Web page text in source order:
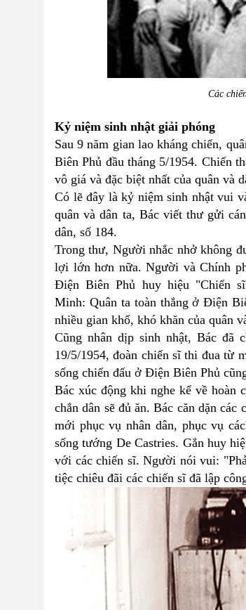
Các
Kỷ niệm sinh nhật giải phóng
Sau 9 năm gian lao kháng chiến,
Biên Phủ đầu tháng 5/1954. Chiến
vô giá và đặc biệt nhất của quân và
Có lẽ đây là kỷ niệm sinh nhật vui
quân và dân ta, Bác viết thư gửi
dân, số 184.
Trong thư, Người nhắc nhở không
lợi lớn hơn nữa. Người và Chính
Điện Biên Phủ huy hiệu "Chiến
Minh: Quân ta toàn thắng ở Điện
nhiều gian khổ, khó khăn của quân
Cũng nhân dịp sinh nhật, Bác đã
19/5/1954, đoàn chiến sĩ thi đua từ
sống chiến đấu ở Điện Biên Phủ
Bác xúc động khi nghe kể về hoàn
chắn dân sẽ đủ ăn. Bác căn dặn
mới phục vụ nhân dân, phục vụ
sống tướng De Castries. Gắn huy
với các chiến sĩ. Người nói vui:
tiệc chiêu đãi các chiến sĩ đã lập